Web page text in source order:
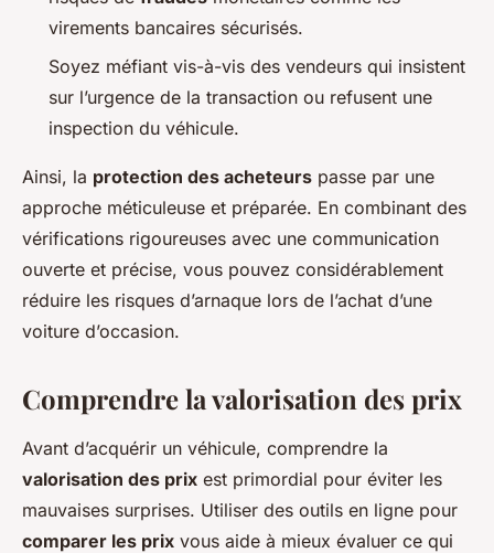
virements bancaires sécurisés.
Soyez méfiant vis-à-vis des vendeurs qui insistent
sur l’urgence de la transaction ou refusent une
inspection du véhicule.
Ainsi, la protection des acheteurs passe par une
approche méticuleuse et préparée. En combinant des
vérifications rigoureuses avec une communication
ouverte et précise, vous pouvez considérablement
réduire les risques d’arnaque lors de l’achat d’une
voiture d’occasion.
Comprendre la valorisation des prix
Avant d’acquérir un véhicule, comprendre la
valorisation des prix est primordial pour éviter les
mauvaises surprises. Utiliser des outils en ligne pour
comparer les prix vous aide à mieux évaluer ce qui